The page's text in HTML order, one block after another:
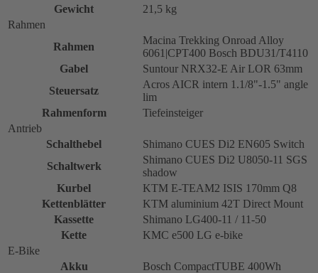
Gewicht
21,5 kg
Rahmen
Rahmen
Macina Trekking Onroad Alloy
6061|CPT400 Bosch BDU31/T4110
Gabel
Suntour NRX32-E Air LOR 63mm
Steuersatz
Acros AICR intern 1.1/8"-1.5" angle
lim
Rahmenform
Tiefeinsteiger
Antrieb
Schalthebel
Shimano CUES Di2 EN605 Switch
Schaltwerk
Shimano CUES Di2 U8050-11 SGS
shadow
Kurbel
KTM E-TEAM2 ISIS 170mm Q8
Kettenblätter
KTM aluminium 42T Direct Mount
Kassette
Shimano LG400-11 / 11-50
Kette
KMC e500 LG e-bike
E-Bike
Akku
Bosch CompactTUBE 400Wh